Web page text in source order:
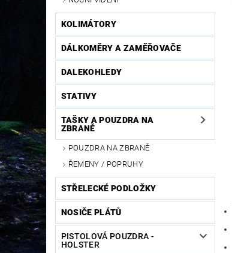
KOLIMÁTORY
DÁLKOMĚRY A ZAMĚŘOVAČE
DALEKOHLEDY
STATIVY
TAŠKY A POUZDRA NA
ZBRANĚ
POUZDRA NA ZBRANĚ
ŘEMENY / POPRUHY
STŘELECKÉ PODLOŽKY
NOSIČE PLÁTŮ
PISTOLOVÁ POUZDRA -
HOLSTER